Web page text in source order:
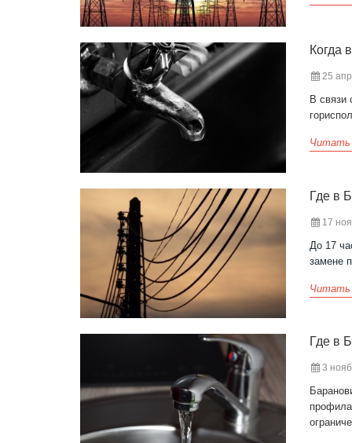
Когда
25
В связи
Читать
Где в
17
До 17
замене
Читать
Где в
3